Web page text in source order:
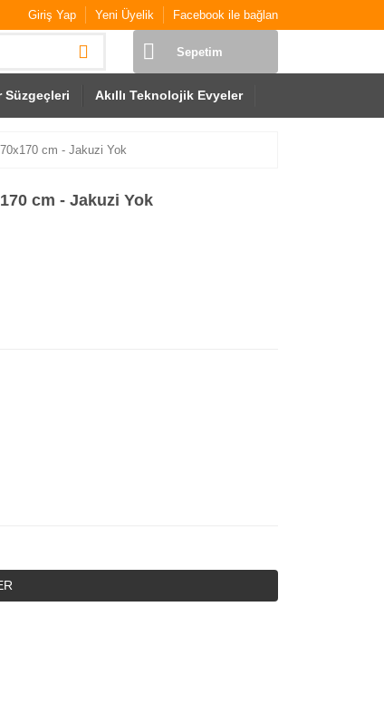
Giriş Yap Yeni Üyelik Facebook ile bağlan
Sepetim
Süzgeçleri Akıllı Teknolojik Evyeler
cm - Jakuzi Yok
cm - Jakuzi Yok